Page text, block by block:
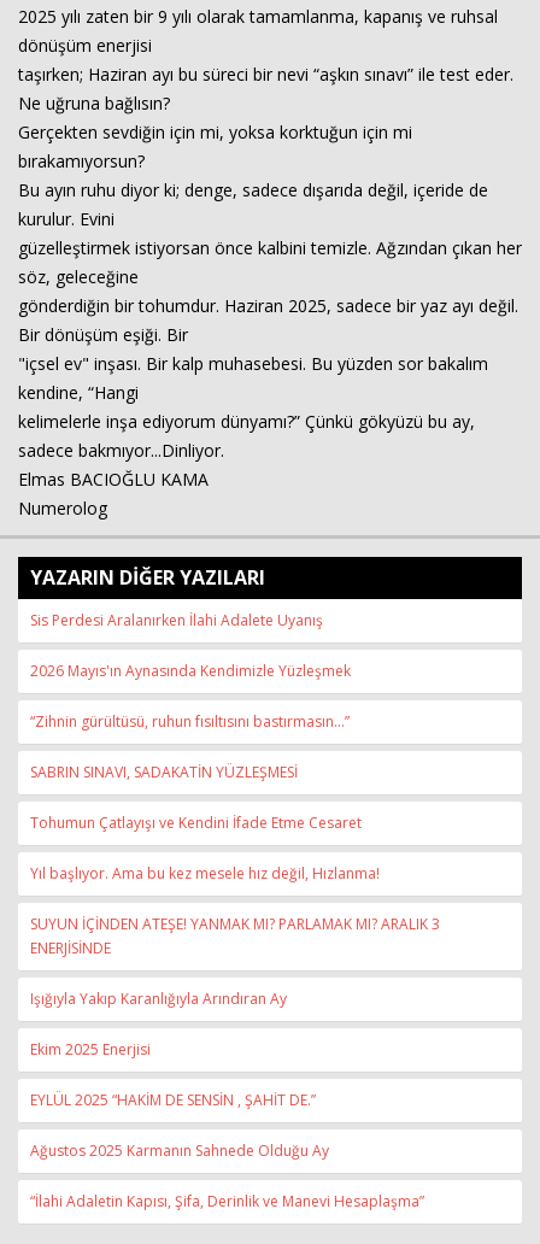
2025 yılı zaten bir 9 yılı olarak tamamlanma, kapanış ve ruhsal
dönüşüm enerjisi
taşırken; Haziran ayı bu süreci bir nevi “aşkın sınavı” ile test eder.
Ne uğruna bağlısın?
Gerçekten sevdiğin için mi, yoksa korktuğun için mi
bırakamıyorsun?
Bu ayın ruhu diyor ki; denge, sadece dışarıda değil, içeride de
kurulur. Evini
güzelleştirmek istiyorsan önce kalbini temizle. Ağzından çıkan her
söz, geleceğine
gönderdiğin bir tohumdur. Haziran 2025, sadece bir yaz ayı değil.
Bir dönüşüm eşiği. Bir
"içsel ev" inşası. Bir kalp muhasebesi. Bu yüzden sor bakalım
kendine, “Hangi
kelimelerle inşa ediyorum dünyamı?” Çünkü gökyüzü bu ay,
sadece bakmıyor...Dinliyor.
Elmas BACIOĞLU KAMA
Numerolog
YAZARIN DİĞER YAZILARI
Sis Perdesi Aralanırken İlahi Adalete Uyanış
2026 Mayıs'ın Aynasında Kendimizle Yüzleşmek
“Zihnin gürültüsü, ruhun fısıltısını bastırmasın...”
SABRIN SINAVI, SADAKATİN YÜZLEŞMESİ
Tohumun Çatlayışı ve Kendini İfade Etme Cesaret
Yıl başlıyor. Ama bu kez mesele hız değil, Hızlanma!
SUYUN İÇİNDEN ATEŞE! YANMAK MI? PARLAMAK MI? ARALIK 3
ENERJİSİNDE
Işığıyla Yakıp Karanlığıyla Arındıran Ay
Ekim 2025 Enerjisi
EYLÜL 2025 “HAKİM DE SENSİN , ŞAHİT DE.”
Ağustos 2025 Karmanın Sahnede Olduğu Ay
“İlahi Adaletin Kapısı, Şifa, Derinlik ve Manevi Hesaplaşma”